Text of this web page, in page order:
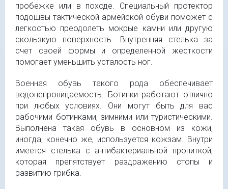
пробежке или в походе. Специальный протектор
подошвы тактической армейской обуви поможет с
легкостью преодолеть мокрые камни или другую
скользкую поверхность. Внутренняя стелька за
счет своей формы и определенной жесткости
помогает уменьшить усталость ног.
Военная обувь такого рода обеспечивает
водонепроницаемость. Ботинки работают отлично
при любых условиях. Они могут быть для вас
рабочими ботинками, зимними или туристическими.
Выполнена такая обувь в основном из кожи,
иногда, конечно же, используется кожзам. Внутри
имеется стелька с антибактериальной пропиткой,
которая препятствует раздражению стопы и
развитию грибка.